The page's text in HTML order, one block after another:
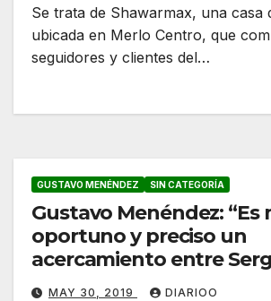
Se trata de Shawarmax, una casa
ubicada en Merlo Centro, que
seguidores y clientes del…
GUSTAVO MENÉNDEZ SIN CATEGORÍA
Gustavo Menéndez: “Es
oportuno y preciso un
acercamiento entre
Cristina”.
MAY 30, 2019 DIARIOO